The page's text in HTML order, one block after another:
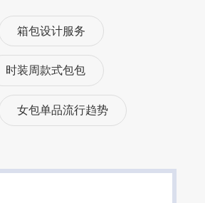
箱包设计服务
时装周款式包包
女包单品流行趋势